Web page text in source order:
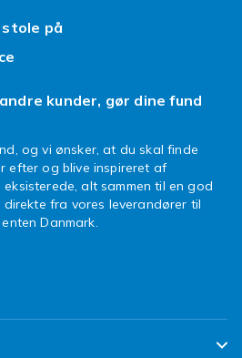
stole på
kunder, gør dine fund
og vi ønsker, at du skal finde
efter og blive inspireret af
alt sammen til en god
fra vores leverandører til
Danmark.